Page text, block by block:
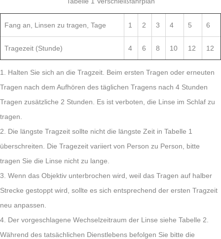
Fang an, Linsen zu tragen, Tage 1 2 3 4 5 6
Tragezeit (Stunde) 4 6 8 10 12 12
1. Halten Sie sich an die Tragzeit. Beim ersten Tragen oder erneuten
Tragen nach dem Aufhören des täglichen Tragens nach 4 Stunden
Tragen zusätzliche 2 Stunden. Es ist verboten, die Linse im Schlaf zu
tragen.
2. Die längste Tragzeit sollte nicht die längste Zeit in Tabelle 1
überschreiten. Die Tragezeit variiert von Person zu Person, bitte
tragen Sie die Linse nicht zu lange.
3. Wenn das Objektiv unterbrochen wird, weil das Tragen auf halber
Strecke gestoppt wird, sollte es sich entsprechend der ersten Tragzeit
neu anpassen.
4. Der vorgeschlagene Wechselzeitraum der Linse siehe Tabelle 2.
Während des tatsächlichen Dienstlebens befolgen Sie bitte die